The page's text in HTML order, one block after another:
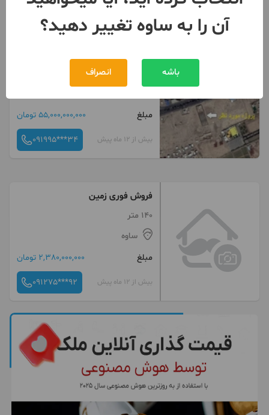
مبلغ
55,000,000,000 تومان
بیش از 12 ماه پیش 091995***34
فروش فوری زمین
140 متر
ساوه
مبلغ
2,380,000,000 تومان
بیش از 12 ماه پیش 091275***92
آن را به ساوه تغییر دهید؟
باشه انصراف